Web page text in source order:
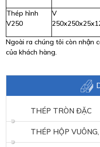
Thép hình
V250
V
Ngoài ra chúng tôi còn nhận
của khách hàng.
THÉP TRÒN ĐẶC
THÉP HỘP